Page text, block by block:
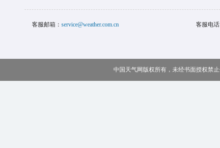
客服邮箱： service@weather.com.cn 客服电
中国天气网版权所有，未经书面授权